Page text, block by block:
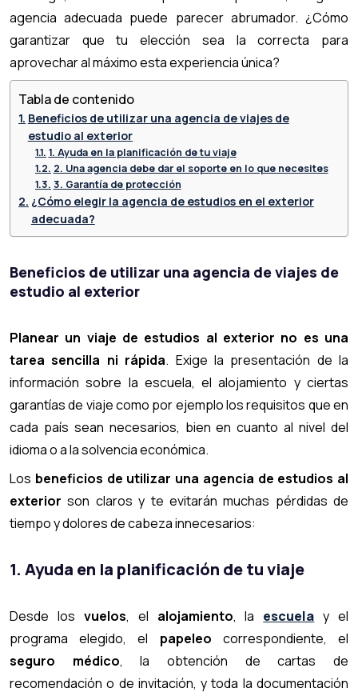
agencia adecuada puede parecer abrumador. ¿Cómo
garantizar que tu elección sea la correcta para
aprovechar al máximo esta experiencia única?
Tabla de contenido
Beneficios de utilizar una agencia de viajes de
estudio al exterior
1. Ayuda en la planificación de tu viaje
2. Una agencia debe dar el soporte en lo que necesites
3. Garantía de protección
¿Cómo elegir la agencia de estudios en el exterior
adecuada?
Beneficios de utilizar una agencia de viajes de
estudio al exterior
Planear un viaje de estudios al exterior no es una
tarea sencilla ni rápida. Exige la presentación de la
información sobre la escuela, el alojamiento y ciertas
garantías de viaje como por ejemplo los requisitos que en
cada país sean necesarios, bien en cuanto al nivel del
idioma o a la solvencia económica.
Los beneficios de utilizar una agencia de estudios al
exterior son claros y te evitarán muchas pérdidas de
tiempo y dolores de cabeza innecesarios:
1. Ayuda en la planificación de tu viaje
Desde los vuelos, el alojamiento, la escuela y el
programa elegido, el papeleo correspondiente, el
seguro médico, la obtención de cartas de
recomendación o de invitación, y toda la documentación